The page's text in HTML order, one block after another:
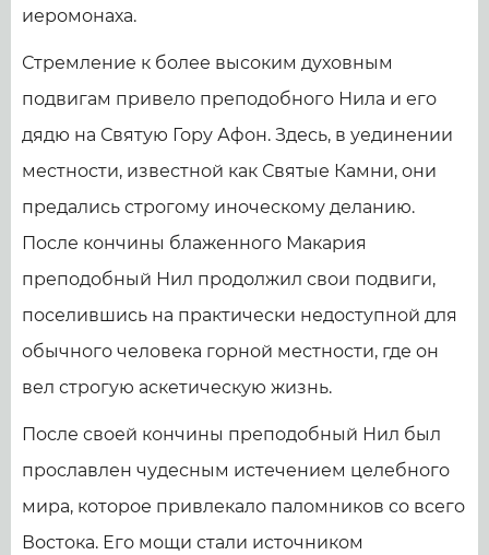
иеромонаха.
Стремление к более высоким духовным
подвигам привело преподобного Нила и его
дядю на Святую Гору Афон. Здесь, в уединении
местности, известной как Святые Камни, они
предались строгому иноческому деланию.
После кончины блаженного Макария
преподобный Нил продолжил свои подвиги,
поселившись на практически недоступной для
обычного человека горной местности, где он
вел строгую аскетическую жизнь.
После своей кончины преподобный Нил был
прославлен чудесным истечением целебного
мира, которое привлекало паломников со всего
Востока. Его мощи стали источником